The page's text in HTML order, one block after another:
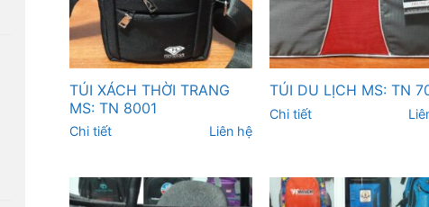
TÚI XÁCH THỜI TRANG
MS: TN 8001
Chi tiết Liên hệ
TÚI DU LỊCH MS: TN
Chi tiết